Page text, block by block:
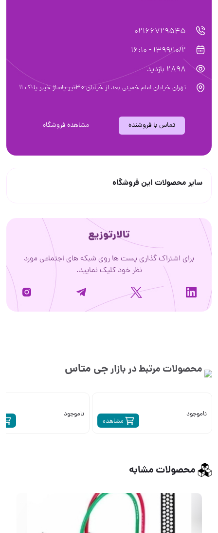
02166729545
1399/10/2 - 16:10
2898 بازدید
تهران خیابان امام خمینی بعد از خیابان ۳۰تیر پاساژ خیبر پلاک ۱۱
تماس با فروشنده مشاهده فروشگاه
سایر محصولات این فروشگاه
تالارتوزیع
برای اشتراک گذاری پست ها روی شبکه های اجتماعی مورد
نظر خود کلیک نمایید.
محصولات مرتبط در بازارجی متاس
مشاهده
ناموجود ناموجود
محصولات مشابه